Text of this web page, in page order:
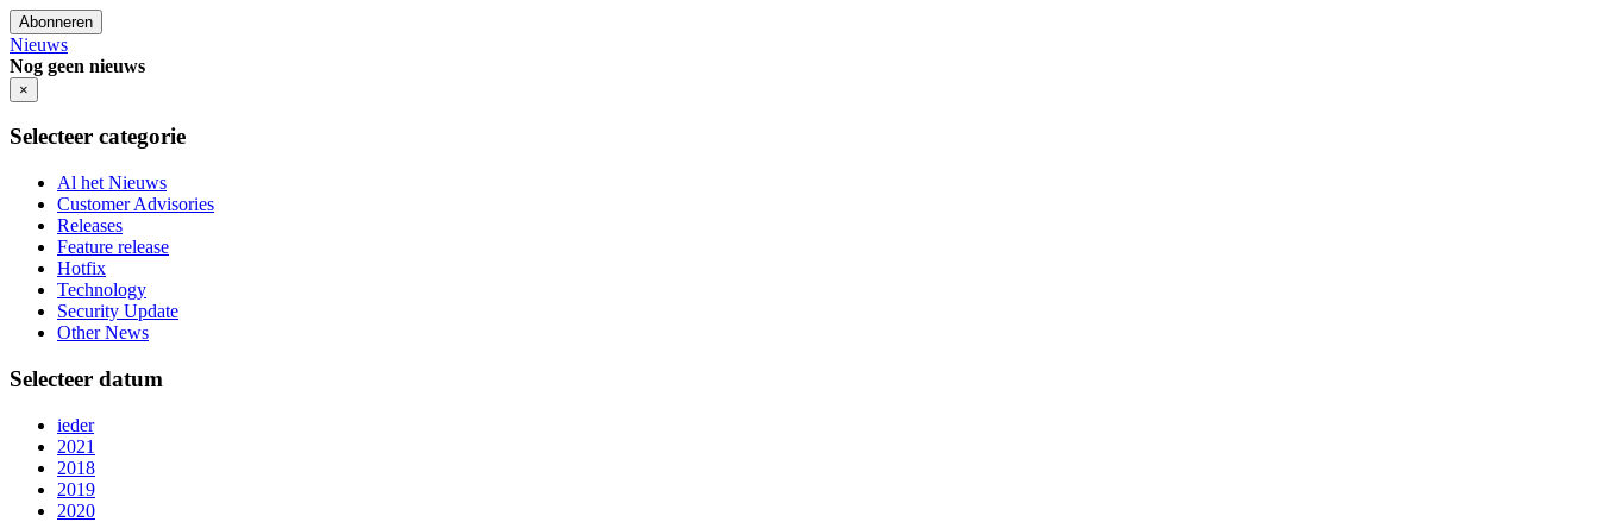
Abonneren
Nieuws
Nog geen nieuws
×
Selecteer categorie
Al het Nieuws
Customer Advisories
Releases
Feature release
Hotfix
Technology
Security Update
Other News
Selecteer datum
ieder
2021
2018
2019
2020